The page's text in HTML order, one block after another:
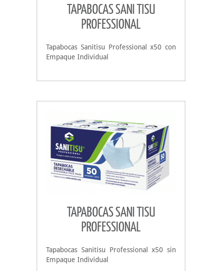
TAPABOCAS SANI TISU
PROFESSIONAL
Tapabocas Sanitisu Professional x50 con
Empaque Individual
TAPABOCAS SANI TISU
PROFESSIONAL
Tapabocas Sanitisu Professional x50 sin
Empaque Individual